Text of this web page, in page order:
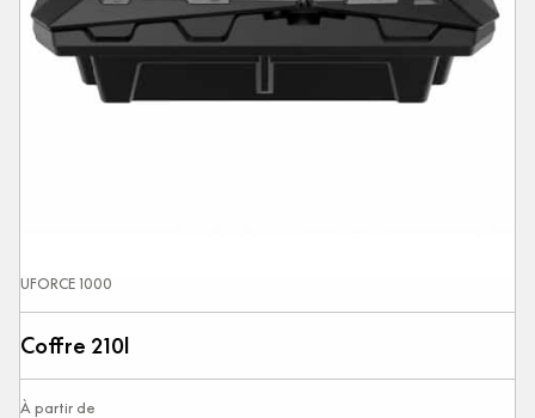
UFORCE 1000
Coffre 210l
À partir de